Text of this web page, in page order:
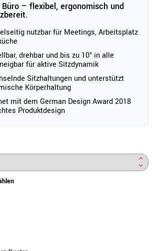
Büro – flexibel, ergonomisch und
nutzbar für Meetings, Arbeitsplatz
drehbar und bis zu 10° in alle
für aktive Sitzdynamik
Sitzhaltungen und unterstützt
Körperhaltung
mit dem German Design Award 2018
Produktdesign